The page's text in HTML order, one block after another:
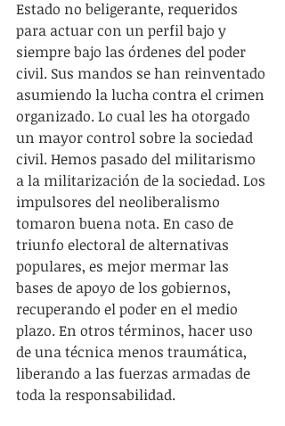
Estado no beligerante, requeridos
para actuar con un perfil bajo y
siempre bajo las órdenes del poder
civil. Sus mandos se han reinventado
asumiendo la lucha contra el crimen
organizado. Lo cual les ha otorgado
un mayor control sobre la sociedad
civil. Hemos pasado del militarismo
a la militarización de la sociedad. Los
impulsores del neoliberalismo
tomaron buena nota. En caso de
triunfo electoral de alternativas
populares, es mejor mermar las
bases de apoyo de los gobiernos,
recuperando el poder en el medio
plazo. En otros términos, hacer uso
de una técnica menos traumática,
liberando a las fuerzas armadas de
toda la responsabilidad.